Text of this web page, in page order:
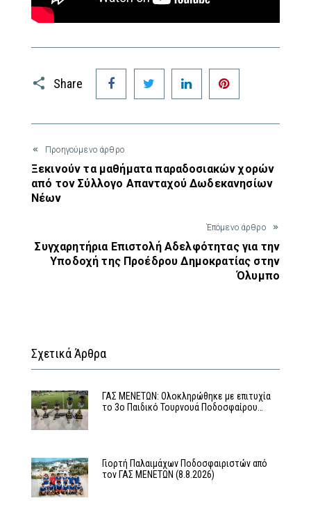
Share
Facebook Twitter LinkedIn
Προηγούμενο άρθρο
Ξεκινούν τα μαθήματα παραδοσιακών χορών
από τον Σύλλογο Απανταχού Δωδεκανησίων
Νέων
Έπόμενο άρθρο
Συγχαρητήρια Επιστολή Αδελφότητας για την
Υποδοχή της Προέδρου Δημοκρατίας στην
Όλυμπο
Σχετικά Άρθρα
ΓΑΣ ΜΕΝΕΤΩΝ: Ολοκληρώθηκε με επιτυχία
το 3ο Παιδικό Τουρνουά Ποδοσφαίρου…
Γιορτή Παλαιμάχων Ποδοσφαιριστών από
τον ΓΑΣ ΜΕΝΕΤΩΝ (8.8.2026)